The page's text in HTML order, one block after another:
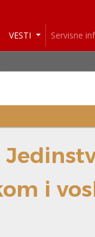
VESTI Servisne
i